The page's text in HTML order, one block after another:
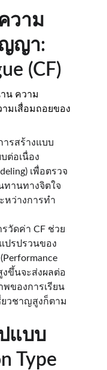
วาม
ญา:
(CF)
น ความ
มเสื่อมถอยของ
ารสร้างแบบ
ต่อเนื่อง
เพื่อตรวจ
ทานทางจิตใจ
หว่างการทำ
รวัดค่า CF ช่วย
ปรปรวนของ
งขึ้นจะส่งผลต่อ
ของการเรียน
วชาญสูงก็ตาม
แบบ
Type